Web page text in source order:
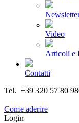
Video
Articoli e
Contatti
Tel. +39 320 57 80
Come aderire
Login